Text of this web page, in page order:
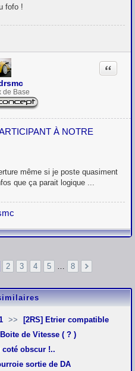
fofo !
de Base
Citation
même si je poste quasiment
que ça parait logique ...
2 3 4 5 … 8
[2RS] Etrier compatible
Boite de Vitesse ( ? )
coté obscur !..
sortie de DA